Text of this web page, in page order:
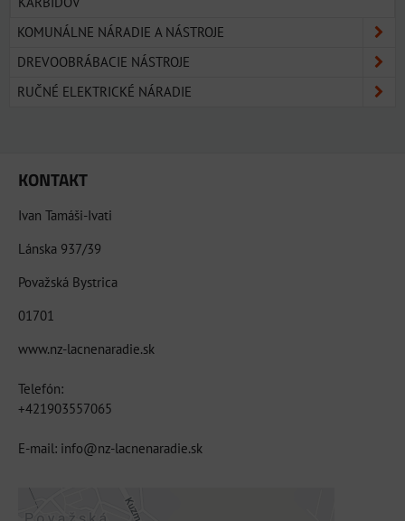
KOMUNÁLNE NÁRADIE A NÁSTROJE
DREVOOBRÁBACIE NÁSTROJE
RUČNÉ ELEKTRICKÉ NÁRADIE
KONTAKT
Ivan Tamáši-Ivati
Lánska 937/39
Považská Bystrica
01701
www.nz-lacnenaradie.sk
Telefón:
+421903557065
E-mail: info@nz-lacnenaradie.sk